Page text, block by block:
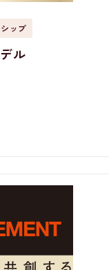
ップ
ル